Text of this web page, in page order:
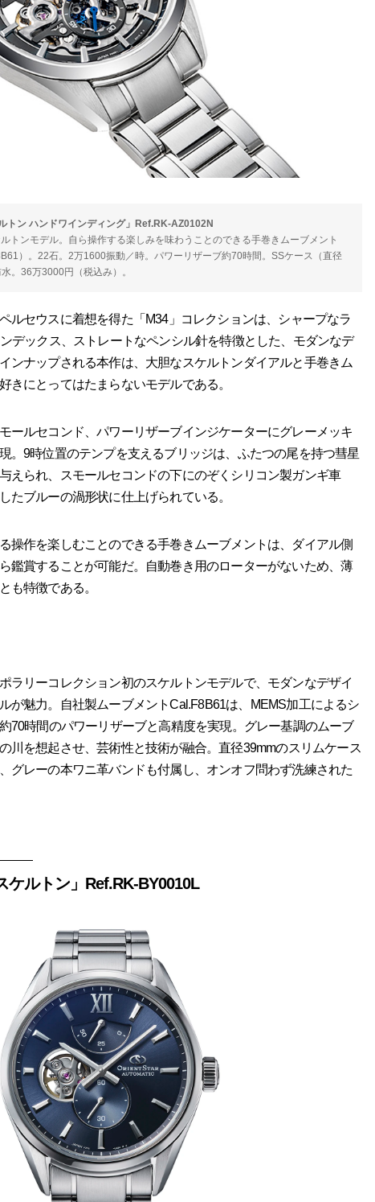
トン ハンドワインディング」Ref.RK-AZ0102N
トンモデル。自ら操作する楽しみを味わうことのできる手巻きムーブメント
）。22石。2万1600振動／時。パワーリザーブ約70時間。SSケース（直径
。36万3000円（税込み）。
ルセウスに着想を得た「M34」コレクションは、シャープなラ
デックス、ストレートなペンシル針を特徴とした、モダンなデ
ンナップされる本作は、大胆なスケルトンダイアルと手巻きム
きにとってはたまらないモデルである。
ールセコンド、パワーリザーブインジケーターにグレーメッキ
。9時位置のテンプを支えるブリッジは、ふたつの尾を持つ彗星
えられ、スモールセコンドの下にのぞくシリコン製ガンギ車
たブルーの渦形状に仕上げられている。
操作を楽しむことのできる手巻きムーブメントは、ダイアル側
鑑賞することが可能だ。自動巻き用のローターがないため、薄
も特徴である。
ラリーコレクション初のスケルトンモデルで、モダンなデザイ
が魅力。自社製ムーブメントCal.F8B61は、MEMS加工によるシ
70時間のパワーリザーブと高精度を実現。グレー基調のムーブ
川を想起させ、芸術性と技術が融合。直径39mmのスリムケース
グレーの本ワニ革バンドも付属し、オンオフ問わず洗練された
ケルトン」Ref.RK-BY0010L